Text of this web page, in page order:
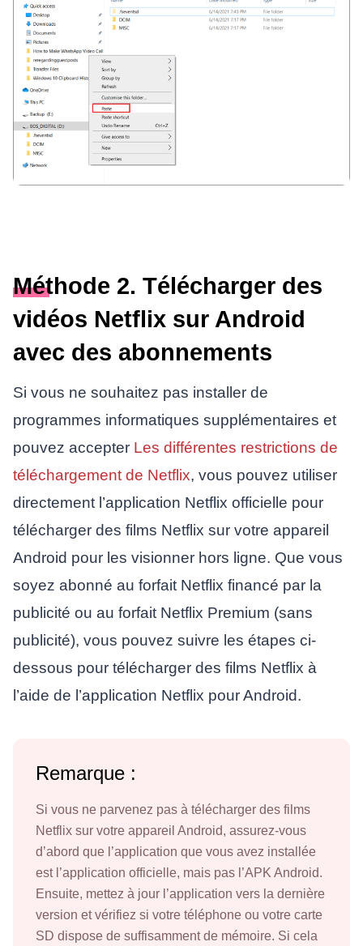
Méthode 2. Télécharger des
vidéos Netflix sur Android
avec des abonnements
Si vous ne souhaitez pas installer de
programmes informatiques supplémentaires et
pouvez accepter Les différentes restrictions de
téléchargement de Netflix, vous pouvez utiliser
directement l’application Netflix officielle pour
télécharger des films Netflix sur votre appareil
Android pour les visionner hors ligne. Que vous
soyez abonné au forfait Netflix financé par la
publicité ou au forfait Netflix Premium (sans
publicité), vous pouvez suivre les étapes ci-
dessous pour télécharger des films Netflix à
l’aide de l’application Netflix pour Android.
Remarque :
Si vous ne parvenez pas à télécharger des films
Netflix sur votre appareil Android, assurez-vous
d’abord que l’application que vous avez installée
est l’application officielle, mais pas l’APK Android.
Ensuite, mettez à jour l’application vers la dernière
version et vérifiez si votre téléphone ou votre carte
SD dispose de suffisamment de mémoire. Si cela